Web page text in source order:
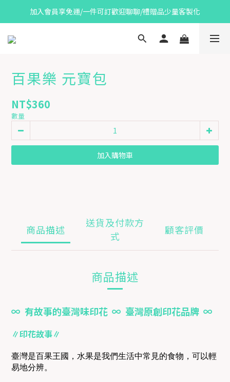
加入會員享免運/一件可訂歡迎聊聊/禮贈品少量客製化
百果樂 元寶包
NT$360
數量
加入購物車
商品描述
送貨及付款方
式
顧客評價
商品描述
∞ 有故事的臺灣味印花 ∞ 臺灣原創印花品牌 ∞
∥印花故事∥
臺灣是百果王國，水果是我們生活中常見的食物，可以輕
易地分辨。